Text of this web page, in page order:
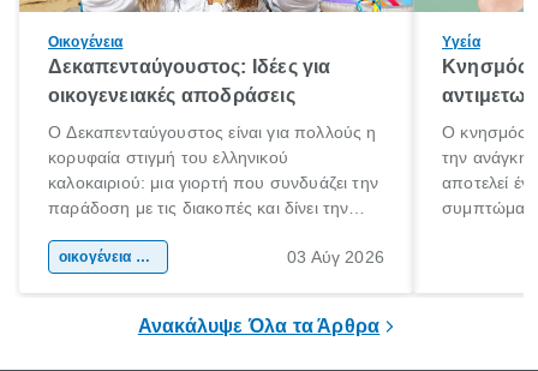
Οικογένεια
Δεκαπενταύγουστος: Ιδέες για
οικογενειακές αποδράσεις
Ο Δεκαπενταύγουστος είναι για πολλούς η
κορυφαία στιγμή του ελληνικού
καλοκαιριού: μια γιορτή που συνδυάζει την
παράδοση με τις διακοπές και δίνει την
χώρας. Είτε πρόκειται για λίγες μέρες
οικογένεια & παιδί 03 Αύγ 2026
Υγεία
Κνησμός:
Ο κνησμός
την ανάγκη
αποτελεί
Ανακάλυψε Όλα τα Άρθρα